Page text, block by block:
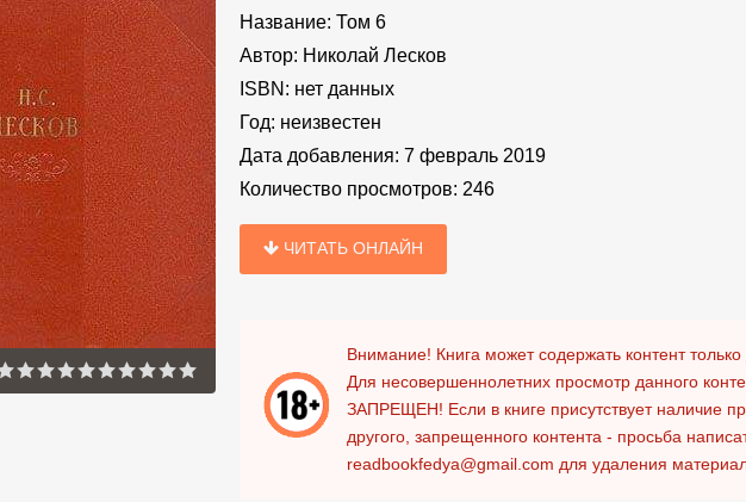
Название: Том 6
Автор: Николай Лесков
ISBN: нет данных
Год: неизвестен
Дата добавления: 7 февраль 2019
Количество просмотров: 246
ЧИТАТЬ ОНЛАЙН
Внимание! Книга может содержать контент
Для несовершеннолетних просмотр данного
ЗАПРЕЩЕН! Если в книге присутствует наличие
другого, запрещенного контента - просьба
readbookfedya@gmail.com для удаления